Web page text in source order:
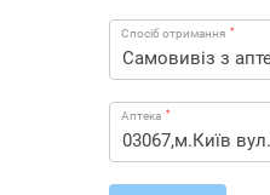
Спосіб отримання *
Аптека *